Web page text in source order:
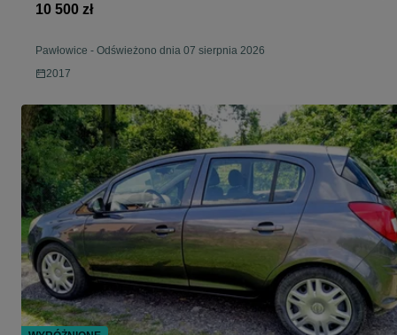
10 500 zł
Pawłowice - Odświeżono dnia 07 sierpnia 2026
2017